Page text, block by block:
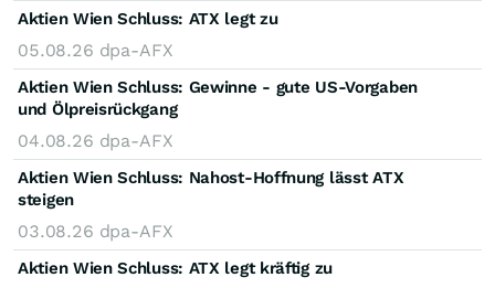
Aktien Wien Schluss: ATX legt zu
05.08.26 dpa-AFX
Aktien Wien Schluss: Gewinne - gute US-Vorgaben
und Ölpreisrückgang
04.08.26 dpa-AFX
Aktien Wien Schluss: Nahost-Hoffnung lässt ATX
steigen
03.08.26 dpa-AFX
Aktien Wien Schluss: ATX legt kräftig zu